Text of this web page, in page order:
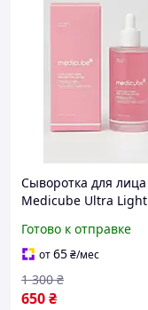
Сыворотка для лица
Мedicube Ultra Light
30 мл с PDRN,
ниацинамидом и
пептидами
Готово к отправке
от65₴/мес
650₴
1 300 ₴